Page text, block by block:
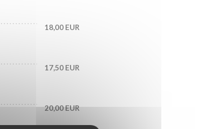
18,00 EUR
17,50 EUR
20,00 EUR